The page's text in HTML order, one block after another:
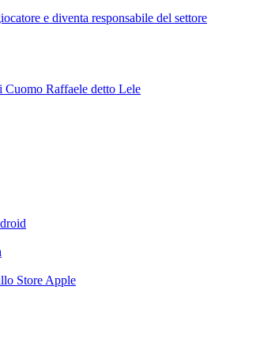
e diventa responsabile del settore
Cuomo Raffaele detto Lele
Store Apple